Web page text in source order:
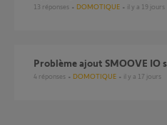
13 réponses DOMOTIQUE il y a 19 jours
Problème ajout SMOOVE IO
4 réponses DOMOTIQUE il y a 17 jours